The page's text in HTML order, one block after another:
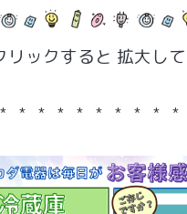
リックすると 拡大し
* * * * * * * *